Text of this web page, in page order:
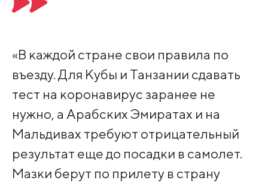
«В каждой стране свои правила по
въезду. Для Кубы и Танзании сдавать
тест на коронавирус заранее не
нужно, а Арабских Эмиратах и на
Мальдивах требуют отрицательный
результат еще до посадки в самолет.
Мазки берут по прилету в страну